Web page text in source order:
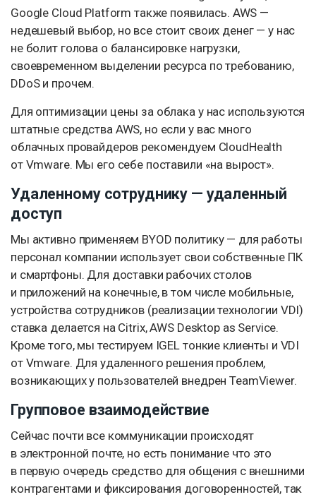
Google Cloud Platform также появилась. AWS —
недешевый выбор, но все стоит своих денег — у нас
не болит голова о балансировке нагрузки,
своевременном выделении ресурса по требованию,
DDoS и прочем.
Для оптимизации цены за облака у нас используются
штатные средства AWS, но если у вас много
облачных провайдеров рекомендуем CloudHealth
от Vmware. Мы его cебе поставили «на вырост».
Удаленному сотруднику — удаленный
доступ
Мы активно применяем BYOD политику — для работы
персонал компании использует свои собственные ПК
и смартфоны. Для доставки рабочих столов
и приложений на конечные, в том числе мобильные,
устройства сотрудников (реализации технологии VDI)
ставка делается на Citrix, AWS Desktop as Service.
Кроме того, мы тестируем IGEL тонкие клиенты и VDI
от Vmware. Для удаленного решения проблем,
возникающих у пользователей внедрен TeamViewer.
Групповое взаимодействие
Сейчас почти все коммуникации происходят
в электронной почте, но есть понимание что это
в первую очередь средство для общения с внешними
контрагентами и фиксирования договоренностей, так